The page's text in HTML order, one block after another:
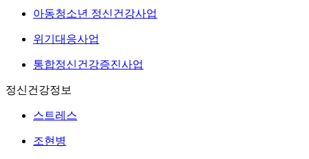
아동청소년 정신건강사업
위기대응사업
통합정신건강증진사업
정신건강정보
스트레스
조현병